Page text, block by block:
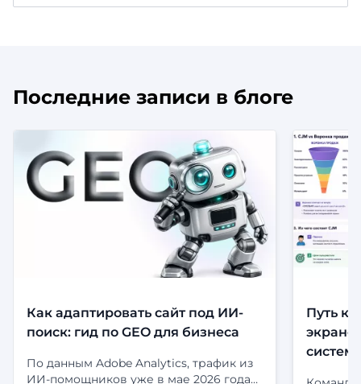
Последние записи в блоге
Как адаптировать сайт под ИИ-
поиск: гид по GEO для бизнеса
По данным Adobe Analytics, трафик из
ИИ-помощников уже в мае 2026 года
Путь